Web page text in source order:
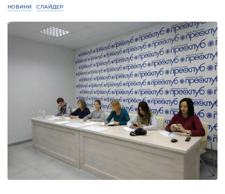
НОВИНИ СЛАЙДЕР